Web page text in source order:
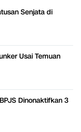
Senjata di
Usai Temuan
Dinonaktifkan 3